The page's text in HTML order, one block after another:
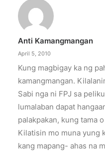
Anti Kamangmangan
April 5, 2010
Kung magbigay ka ng
kamangmangan.
Sabi nga ni FPJ sa
lumalaban dapat
palakpakan, kung tama
Kilatisin mo muna yung
kang mapang- ahas na